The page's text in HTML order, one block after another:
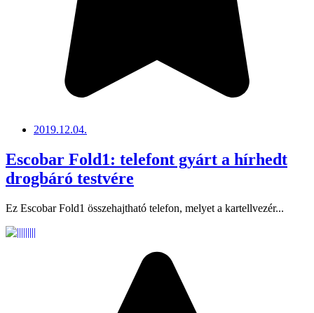
2019.12.04.
Escobar Fold1: telefont gyárt a hírhedt
drogbáró testvére
Ez Escobar Fold1 összehajtható telefon, melyet a kartellvezér...